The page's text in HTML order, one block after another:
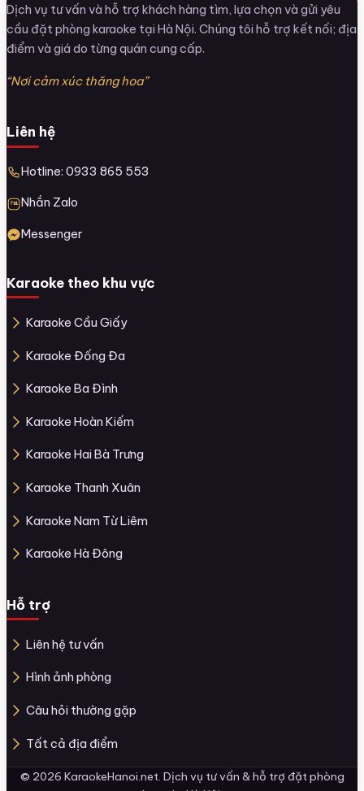
Dịch vụ tư vấn và hỗ trợ khách hàng tìm, lựa chọn và gửi yêu
cầu đặt phòng karaoke tại Hà Nội. Chúng tôi hỗ trợ kết nối; địa
điểm và giá do từng quán cung cấp.
“Nơi cảm xúc thăng hoa”
Liên hệ
Hotline: 0933 865 553
Nhắn Zalo
Messenger
Karaoke theo khu vực
Karaoke Cầu Giấy
Karaoke Đống Đa
Karaoke Ba Đình
Karaoke Hoàn Kiếm
Karaoke Hai Bà Trưng
Karaoke Thanh Xuân
Karaoke Nam Từ Liêm
Karaoke Hà Đông
Hỗ trợ
Liên hệ tư vấn
Hình ảnh phòng
Câu hỏi thường gặp
Tất cả địa điểm
© 2026 KaraokeHanoi.net. Dịch vụ tư vấn & hỗ trợ đặt phòng